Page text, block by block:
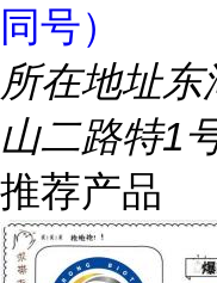
同号）
所在地址东
山二路特1
推荐产品